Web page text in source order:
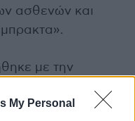
My Personal
ασθενών και
με την
Pharma και